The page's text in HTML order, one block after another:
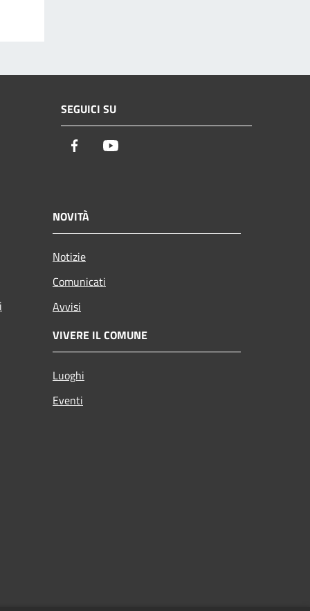
SEGUICI SU
Facebook
NOVITÀ
Notizie
Comunicati
Avvisi
VIVERE IL COMUNE
Luoghi
Eventi